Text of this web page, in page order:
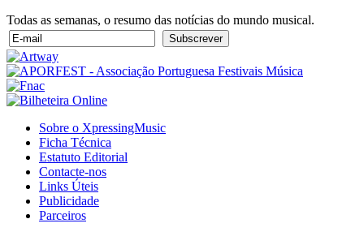
Todas as semanas, o resumo das notícias do mundo musical.
Sobre o XpressingMusic
Ficha Técnica
Estatuto Editorial
Contacte-nos
Links Úteis
Publicidade
Parceiros